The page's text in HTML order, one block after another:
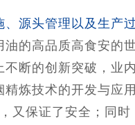
源头管理以及生产
的高品质高食安的
断的创新突破，业
炼技术的开发与应
又保证了安全；同时